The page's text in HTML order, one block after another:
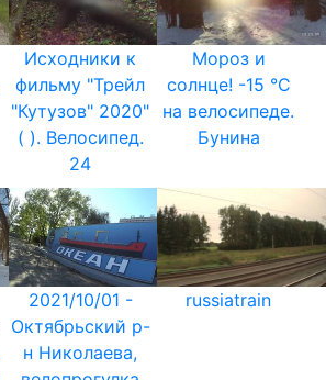
Исходники к
фильму "Трейл
"Кутузов" 2020"
( ). Велосипед.
24
Мороз и
солнце! -15 °C
на велосипеде.
Бунина
2021/10/01 -
Октябрьский р-
н Николаева,
russiatrain